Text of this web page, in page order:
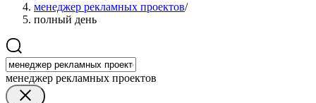
менеджер рекламных проектов/
полный день
менеджер рекламных проектов